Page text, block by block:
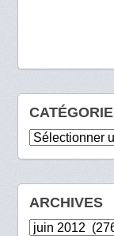
Catégories
ARCHIVES
Archives